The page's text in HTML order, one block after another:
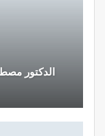
الدكتور